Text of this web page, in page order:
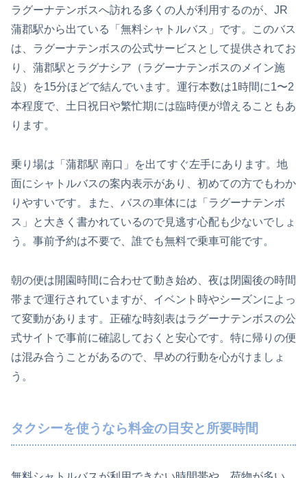
ラグーナテンボスへ訪れる多くの人が利用するのが、JR
蒲郡駅から出ている「無料シャトルバス」です。このバス
は、ラグーナテンボスの公式サービスとして提供されてお
り、蒲郡駅とラグナシア（ラグーナテンボスのメイン施
設）を15分ほどで結んでいます。運行本数は1時間に1〜2
本程度で、土日祝日や繁忙期には臨時便が増えることもあ
ります。
乗り場は「蒲郡駅 南口」を出てすぐ左手にあります。地
面にシャトルバスの案内表示があり、初めての方でもわか
りやすいです。また、バスの車体には「ラグーナテンボ
ス」と大きく書かれているので見逃す心配も少ないでしょ
う。事前予約は不要で、誰でも無料で乗車可能です。
朝の便は開園時間に合わせて動き始め、夜は閉園後の時間
帯まで運行されていますが、イベント時やシーズンによっ
て変動があります。正確な時刻表はラグーナテンボスの公
式サイトで事前に確認しておくと安心です。特に帰りの便
は混み合うことがあるので、早めの行動を心がけましょ
う。
タクシーを使うなら料金の目安と所要時間